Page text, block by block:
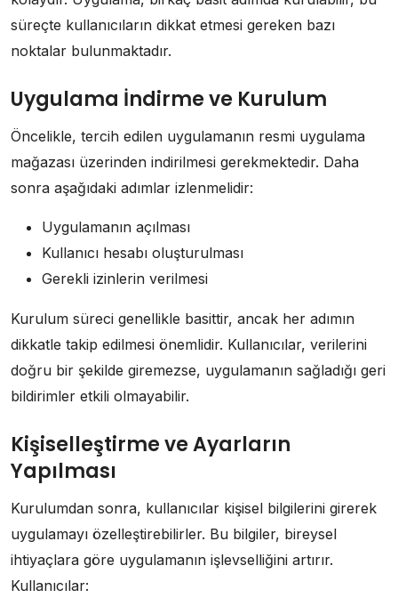
süreçte kullanıcıların dikkat etmesi gereken bazı
noktalar bulunmaktadır.
Uygulama İndirme ve Kurulum
Öncelikle, tercih edilen uygulamanın resmi uygulama
mağazası üzerinden indirilmesi gerekmektedir. Daha
sonra aşağıdaki adımlar izlenmelidir:
Uygulamanın açılması
Kullanıcı hesabı oluşturulması
Gerekli izinlerin verilmesi
Kurulum süreci genellikle basittir, ancak her adımın
dikkatle takip edilmesi önemlidir. Kullanıcılar, verilerini
doğru bir şekilde giremezse, uygulamanın sağladığı geri
bildirimler etkili olmayabilir.
Kişiselleştirme ve Ayarların
Yapılması
Kurulumdan sonra, kullanıcılar kişisel bilgilerini girerek
uygulamayı özelleştirebilirler. Bu bilgiler, bireysel
ihtiyaçlara göre uygulamanın işlevselliğini artırır.
Kullanıcılar: